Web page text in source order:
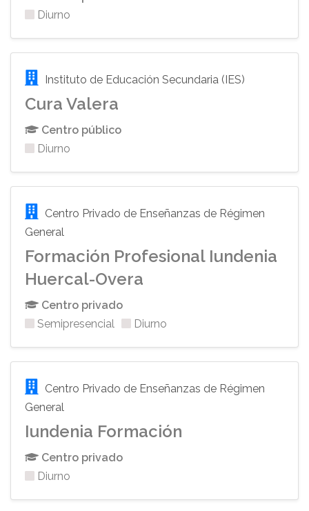
Diurno
Instituto de Educación Secundaria (IES)
Cura Valera
Centro público
Diurno
Centro Privado de Enseñanzas de Régimen
General
Formación Profesional Iundenia
Huercal-Overa
Centro privado
Semipresencial
Diurno
Centro Privado de Enseñanzas de Régimen
General
Iundenia Formación
Centro privado
Diurno